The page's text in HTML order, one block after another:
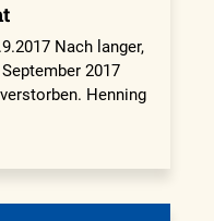
Nach langer,
2017
Henning